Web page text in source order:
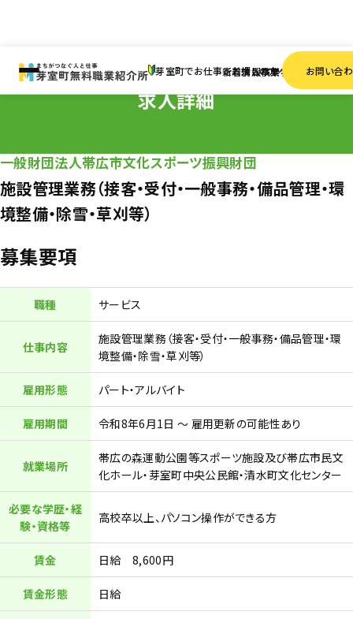
芽室町でお仕事をお探しの方へ
新着情報求人検索事業者一覧お問い合
施設管理業務（接客・受付・一般事務・備品管理・
求人詳細
一般財団法人帯広市文化スポーツ振興財団
施設管理業務（接客・受付・一般事務・備品管理・環
境整備・除雪・草刈等）
募集要項
職種 サービス
仕事内容
施設管理業務（接客・受付・一般事務・備品管理・環
境整備・除雪・草刈等）
雇用形態 パート・アルバイト
雇用期間 令和8年6月1日 ～ 雇用更新の可能性あり
就業場所
帯広の森運動公園等スポーツ施設及び帯広市民文
化ホール・芽室町中央公民館・清水町文化センター
必要な学歴・経
験・資格等
高校卒以上、パソコン操作ができる方
賃金 日給 8,600円
賃金形態 日給